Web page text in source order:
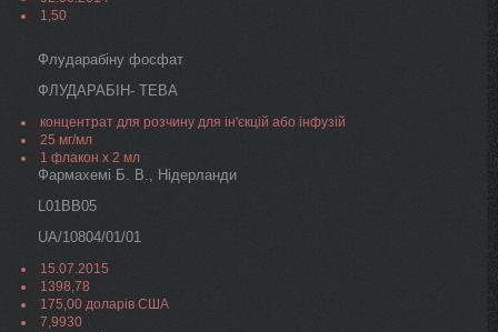
1,50
Флударабіну фосфат
ФЛУДАРАБІН- ТЕВА
концентрат для розчину для ін'єкцій або інфузій
25 мг/мл
1 флакон х 2 мл
Фармахемі Б. В., Нідерланди
L01BB05
UA/10804/01/01
15.07.2015
1398,78
175,00 доларів США
7,9930